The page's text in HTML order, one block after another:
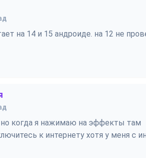
на 14 и 15 андроиде. на 12 не
но когда я нажимаю на эффекты там
к интернету хотя у меня с